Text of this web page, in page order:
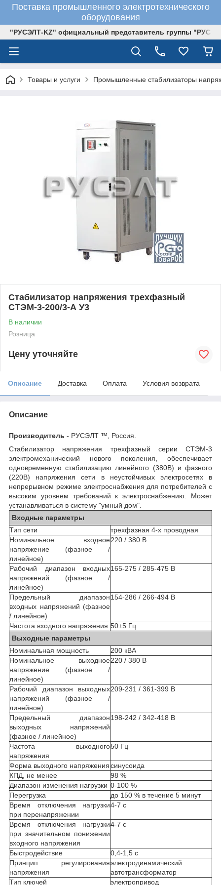
Поставка промышленного электротехнического
оборудования
"РУСЭЛТ-KZ" официальный представитель группы
Товары и услуги Промышленные стабилизаторы
Стабилизатор напряжения трехфазный
СТЭМ-3-200/3-А У3
В наличии
Розница
Цену уточняйте
Описание Доставка Оплата Условия возврата
Описание
Производитель - РУСЭЛТ ™, Россия.
Стабилизатор напряжения трехфазный серии СТЭМ-3
электромеханический нового поколения, обеспечивает
одновременную стабилизацию линейного (380В) и фазного
(220В) напряжения сети в неустойчивых электросетях в
непрерывном режиме электроснабжения для потребителей с
высоким уровнем требований к электроснабжению. Может
устанавливаться в систему "умный дом".
Входные параметры
Тип сети
трехфазная 4-х проводная
Номинальное входное
напряжение (фазное /
линейное)
220 / 380 В
Рабочий диапазон входных
напряжений (фазное /
линейное)
165-275 / 285-475 В
Предельный диапазон
входных напряжений (фазное
/ линейное)
154-286 / 266-494 В
Частота входного напряжения 50±5 Гц
Выходные параметры
Номинальная мощность
200 кВА
Номинальное выходное
напряжение (фазное /
линейное)
220 / 380 В
Рабочий диапазон выходных
напряжений (фазное /
линейное)
209-231 / 361-399 В
Предельный диапазон
выходных напряжений
(фазное / линейное)
198-242 / 342-418 В
Частота выходного
напряжения
50 Гц
Форма выходного напряжениясинусоида
КПД, не менее
98 %
Диапазон изменения нагрузки 0-100 %
Перегрузка
до 150 % в течение 5 минут
Время отключения нагрузки
при перенапряжении
4-7 с
Время отключения нагрузки
при значительном понижении
входного напряжения
4-7 с
Быстродействие
0,4-1,5 с
Принцип регулирования
напряжения
электродинамический
автотрансформатор
Тип ключей
электропривод